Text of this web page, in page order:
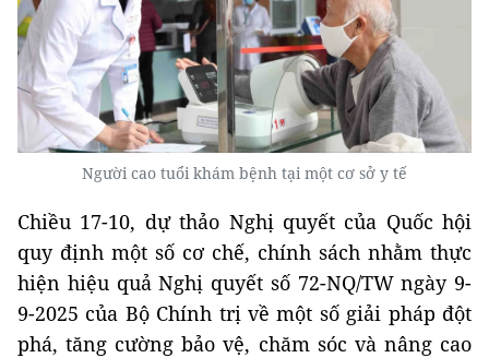
Người cao tuổi khám bệnh tại một cơ sở y tế
Chiều 17-10, dự thảo Nghị quyết của Quốc hội
quy định một số cơ chế, chính sách nhằm thực
hiện hiệu quả Nghị quyết số 72-NQ/TW ngày 9-
9-2025 của Bộ Chính trị về một số giải pháp đột
phá, tăng cường bảo vệ, chăm sóc và nâng cao